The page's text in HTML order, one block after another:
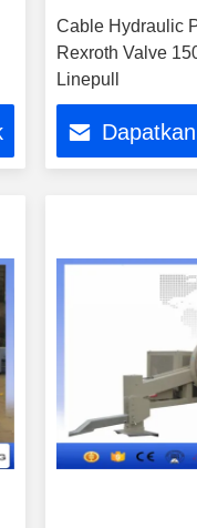
Cable Hydraulic
Rexroth Valve
Linepull